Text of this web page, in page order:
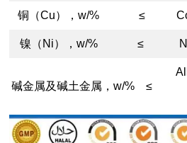
铜（Cu），w/% ≤
镍（Ni），w/% ≤
碱金属及碱土金属，w/% ≤